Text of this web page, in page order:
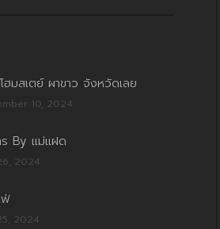
ฮมสเตย์ ผาขาว จังหวัดเลย
10, 2024
ร By แม่แฝด
2024
ฟ่
2024